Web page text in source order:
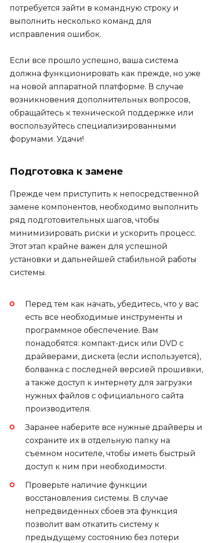
потребуется зайти в командную строку и
выполнить несколько команд для
исправления ошибок.
Если все прошло успешно, ваша система
должна функционировать как прежде, но уже
на новой аппаратной платформе. В случае
возникновения дополнительных вопросов,
обращайтесь к технической поддержке или
воспользуйтесь специализированными
форумами. Удачи!
Подготовка к замене
Прежде чем приступить к непосредственной
замене компонентов, необходимо выполнить
ряд подготовительных шагов, чтобы
минимизировать риски и ускорить процесс.
Этот этап крайне важен для успешной
установки и дальнейшей стабильной работы
системы.
Перед тем как начать, убедитесь, что у вас
есть все необходимые инструменты и
программное обеспечение. Вам
понадобятся: компакт-диск или DVD с
драйверами, дискета (если используется),
болванка с последней версией прошивки,
а также доступ к интернету для загрузки
нужных файлов с официального сайта
производителя.
Заранее наберите все нужные драйверы и
сохраните их в отдельную папку на
съемном носителе, чтобы иметь быстрый
доступ к ним при необходимости.
Проверьте наличие функции
восстановления системы. В случае
непредвиденных сбоев эта функция
позволит вам откатить систему к
предыдущему состоянию без потери